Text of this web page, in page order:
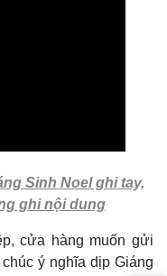
Sinh Noel ghi tay,
ghi nội dung
cửa hàng muốn gửi
ý nghĩa dịp Giáng